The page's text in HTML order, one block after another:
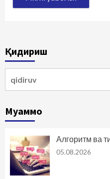
Қидириш
Муаммо
Алгоритм ва
05.08.2026